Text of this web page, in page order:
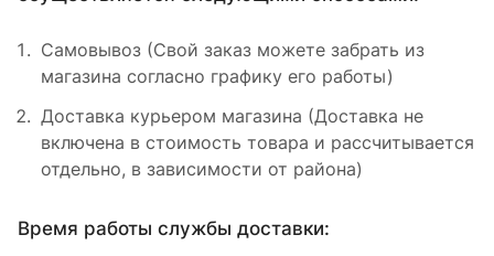
Самовывоз (Свой заказ можете забрать из
магазина согласно графику его работы)
Доставка курьером магазина (Доставка не
включена в стоимость товара и рассчитывается
отдельно, в зависимости от района)
Время работы службы доставки: